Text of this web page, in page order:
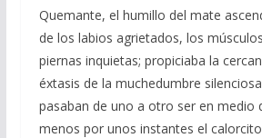
b
o
o
k
gr
a
m
s
A
p
p
l
Quemante, el humillo del mate
de los labios agrietados, los
piernas inquietas; propiciaba la
éxtasis de la muchedumbre
pasaban de uno a otro ser en medio
menos por unos instantes el